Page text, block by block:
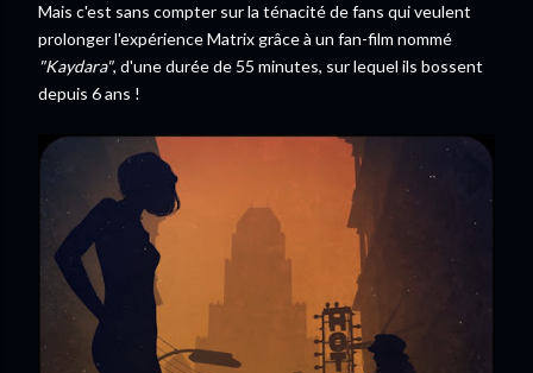
Mais c'est sans compter sur la ténacité de fans qui veulent
prolonger l'expérience Matrix grâce à un fan-film nommé
"Kaydara", d'une durée de 55 minutes, sur lequel ils bossent
depuis 6 ans !